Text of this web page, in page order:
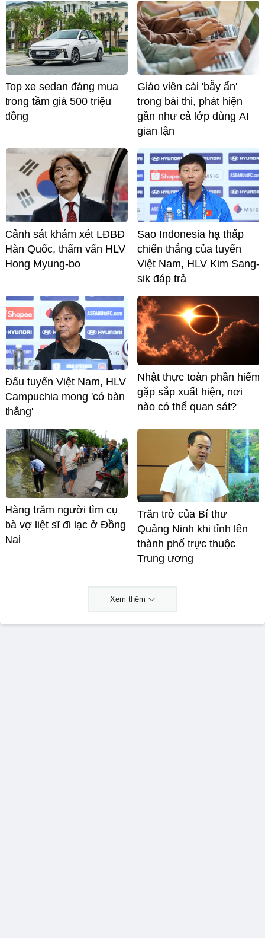
Top xe sedan đáng mua
trong tầm giá 500 triệu
đồng
Giáo viên cài 'bẫy ẩn'
trong bài thi, phát hiện
gần như cả lớp dùng AI
gian lận
Cảnh sát khám xét LĐBĐ
Hàn Quốc, thẩm vấn HLV
Hong Myung-bo
Sao Indonesia hạ thấp
chiến thắng của tuyển
Việt Nam, HLV Kim Sang-
sik đáp trả
Đấu tuyển Việt Nam, HLV
Campuchia mong 'có bàn
thắng'
Nhật thực toàn phần hiếm
gặp sắp xuất hiện, nơi
nào có thể quan sát?
Hàng trăm người tìm cụ
bà vợ liệt sĩ đi lạc ở Đồng
Nai
Trăn trở của Bí thư
Quảng Ninh khi tỉnh lên
thành phố trực thuộc
Trung ương
Xem thêm